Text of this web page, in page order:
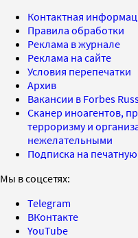
Контактная
Правила обработки
Реклама в журнале
Реклама на сайте
Условия перепечатки
Архив
Вакансии в Forbes
Сканер иноагентов,
терроризму и
нежелательными
Подписка на
Мы в соцсетях:
Telegram
ВКонтакте
YouTube